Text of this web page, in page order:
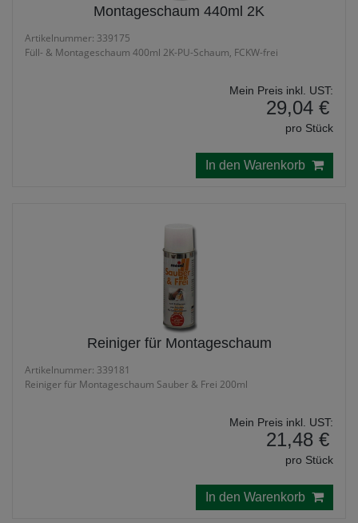
Montageschaum 440ml 2K
Artikelnummer: 339175
Füll- & Montageschaum 400ml 2K-PU-Schaum, FCKW-frei
Mein Preis inkl. UST:
29,04 €
pro Stück
In den Warenkorb
Reiniger für Montageschaum
Artikelnummer: 339181
Reiniger für Montageschaum Sauber & Frei 200ml
Mein Preis inkl. UST:
21,48 €
pro Stück
In den Warenkorb